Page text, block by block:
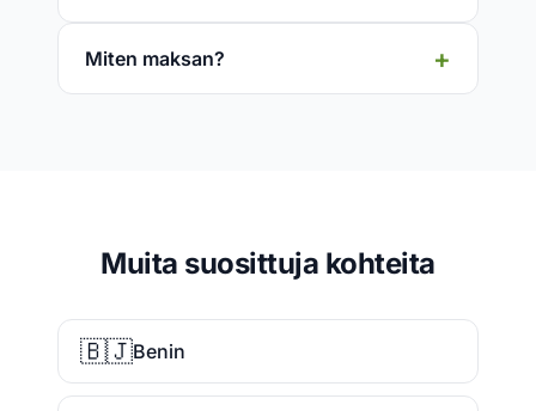
Miten maksan?
Muita suosittuja kohteita
🇧🇯Benin